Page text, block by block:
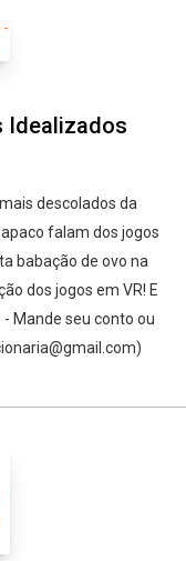
Idealizados
descolados da
falam dos jogos
babação de ovo na
dos jogos em VR! E
Mande seu conto ou